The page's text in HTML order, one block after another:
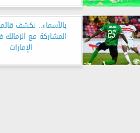
بالأسماء.. نكشف
المشاركة مع
الإمارات